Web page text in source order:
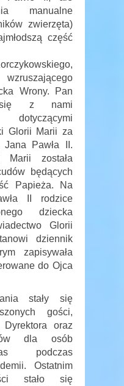
manualne
zwierzęta)
część
Wrony. Pan
się z nami
Glorii Marii za
Jana Pawła II.
Marii została
będących
Papieża. Na
II rodzice
dziecka
Glorii
dziennik
zapisywała
do Ojca
stały się
gości,
oraz
dla osób
podczas
Ostatnim
stało się